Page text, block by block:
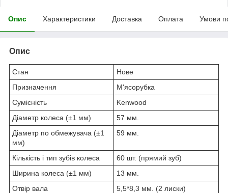
Опис Характеристики Доставка Оплата Умови
Опис
Стан
Нове
Призначення
М'ясорубка
Сумісність
Kenwood
Діаметр колеса (±1 мм)
57 мм.
Діаметр по обмежувача (±1
мм)
59 мм.
Кількість і тип зубів колеса
60 шт. (прямий зуб)
Ширина колеса (±1 мм)
13 мм.
Отвір вала
5,5*8,3 мм. (2 лиски)